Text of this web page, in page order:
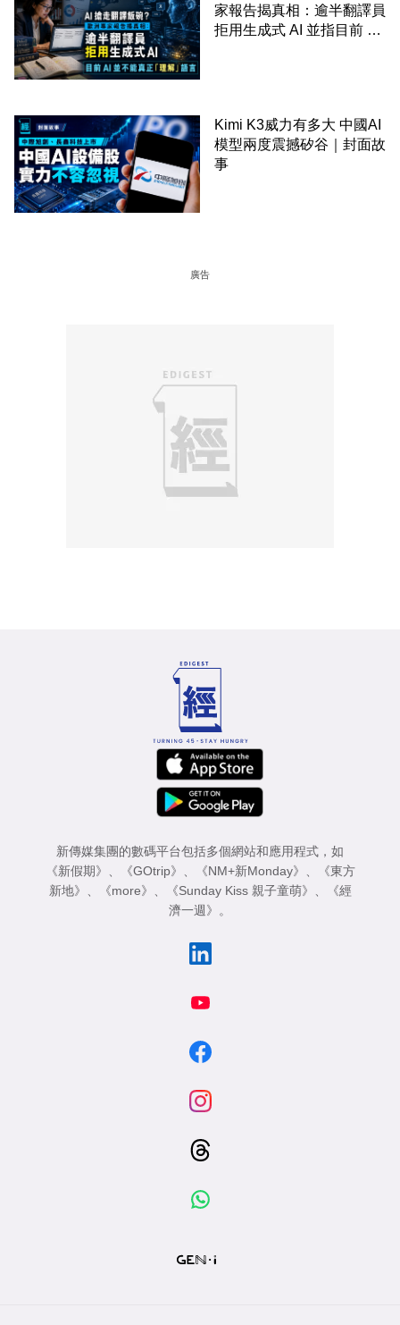
家報告揭真相：逾半翻譯員
拒用生成式 AI 並指目前 AI
Kimi K3威力有多大 中國AI
模型兩度震撼矽谷｜封面故
事
廣告
新傳媒集團的數碼平台包括多個網站和應用程式，如
《新假期》
《GOtrip》 《NM+新Monday》
《東方
新地》
《more》 《Sunday Kiss 親子童萌》
《經
濟一週》
。